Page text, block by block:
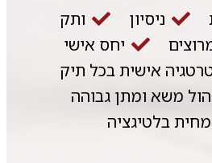
ניסיון
ותק
יחס אישי
אישית בכל תיק
משא ומתן גבוהה
בלטיגציה